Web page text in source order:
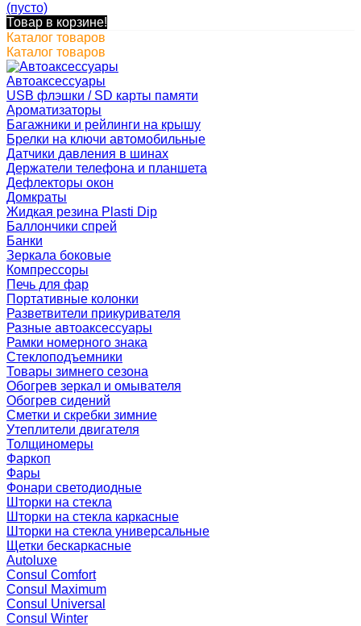
(пусто)
Товар в корзине!
Каталог товаров
Каталог товаров
Автоаксессуары
USB флэшки / SD карты памяти
Ароматизаторы
Багажники и рейлинги на крышу
Брелки на ключи автомобильные
Датчики давления в шинах
Держатели телефона и планшета
Дефлекторы окон
Домкраты
Жидкая резина Plasti Dip
Баллончики спрей
Банки
Зеркала боковые
Компрессоры
Печь для фар
Портативные колонки
Разветвители прикуривателя
Разные автоаксессуары
Рамки номерного знака
Стеклоподъемники
Товары зимнего сезона
Обогрев зеркал и омывателя
Обогрев сидений
Сметки и скребки зимние
Утеплители двигателя
Толщиномеры
Фаркоп
Фары
Фонари светодиодные
Шторки на стекла
Шторки на стекла каркасные
Шторки на стекла универсальные
Щетки бескаркасные
Autoluxe
Consul Comfort
Consul Maximum
Consul Universal
Consul Winter